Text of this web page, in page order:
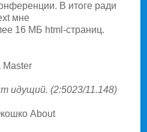
В итоге ради
мне
16 МБ html-страниц.
идущий. (2:5023/11.148)
About